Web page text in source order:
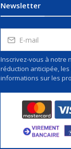
Newsletter
Inscrivez-vous à notre
réduction anticipée,
informations sur les